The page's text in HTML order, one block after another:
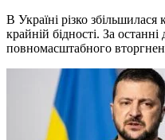
В Україні різко збільшилася
крайній бідності. За
повномасштабного